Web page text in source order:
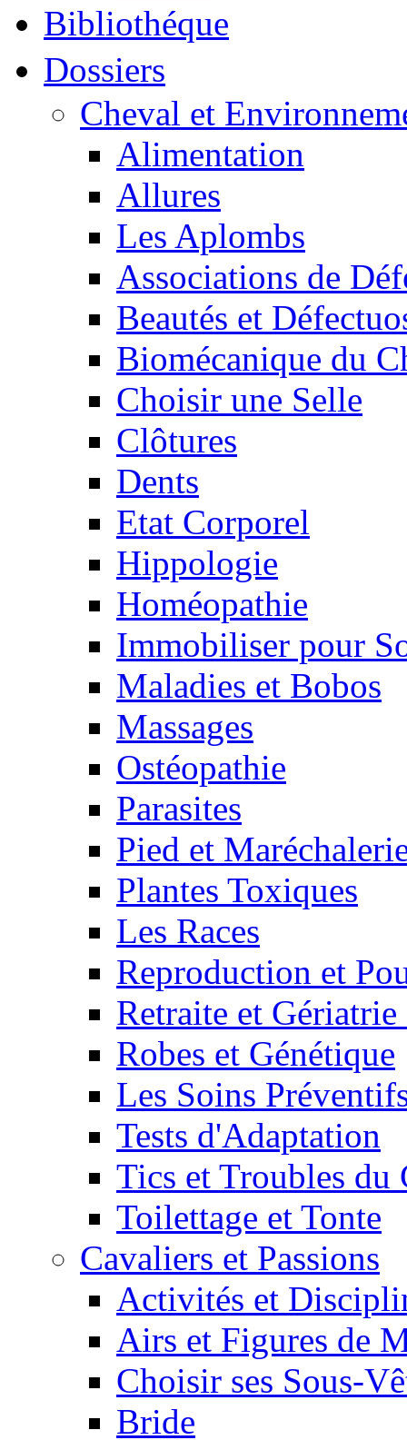
Bibliothéque
Dossiers
Cheval et
Alimentation
Allures
Les Aplombs
Associations de
Beautés et
Biomécanique du
Choisir une Selle
Clôtures
Dents
Etat Corporel
Hippologie
Homéopathie
Immobiliser pour
Maladies et Bobos
Massages
Ostéopathie
Parasites
Pied et
Plantes Toxiques
Les Races
Reproduction et
Retraite et
Robes et Génétique
Les Soins
Tests d'Adaptation
Tics et Troubles du
Toilettage et Tonte
Cavaliers et Passions
Activités et
Airs et Figures de
Choisir ses Sous-
Bride